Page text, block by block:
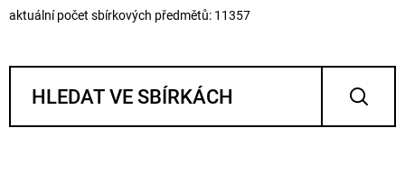
aktuální počet sbírkových předmětů: 11357